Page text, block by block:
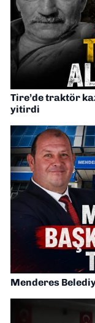
Tire’de traktör
yitirdi
Menderes